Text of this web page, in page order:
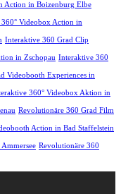
Action in Boizenburg Elbe
Videobox Action in
Interaktive 360 Grad Clip
in Zschopau Interaktive 360
Videobooth Experiences in
360° Videobox Aktion in
Revolutionäre 360 Grad Film
Action in Bad Staffelstein
Revolutionäre 360